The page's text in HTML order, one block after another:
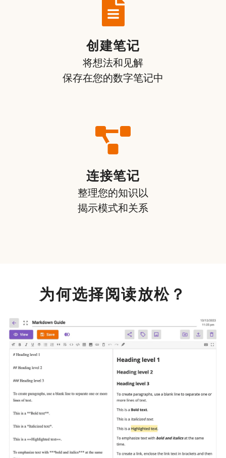
创建笔记
将想法和见解
保存在您的数字笔记中
连接笔记
整理您的知识以
揭示模式和关系
为何选择阅读放松？